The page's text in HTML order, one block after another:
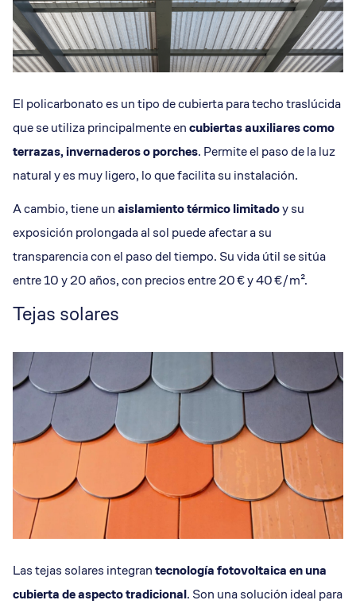
El policarbonato es un tipo de cubierta para techo traslúcida
que se utiliza principalmente encubiertas auxiliares como
terrazas, invernaderos o porches. Permite el paso de la luz
natural y es muy ligero, lo que facilita su instalación.
A cambio, tiene unaislamiento térmico limitadoy su
exposición prolongada al sol puede afectar a su
transparencia con el paso del tiempo. Su vida útil se sitúa
entre 10 y 20 años, con precios entre 20 € y 40 €/m².
Tejas solares
Las tejas solares integrantecnología fotovoltaica en una
cubierta de aspecto tradicional. Son una solución ideal para